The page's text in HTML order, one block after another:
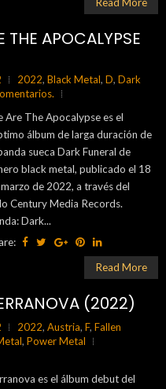
THE APOCALYPSE
2022, Black Metal, D, Dark
Are The Apocalypse es el
álbum de larga duración de
sueca Dark Funeral de
black metal, publicado el 18
de 2022, a través del
Century Media Records.
Dark...
Read More
(2022)
2022, Austria, F, Fallen
, Power Metal
es el álbum debut del